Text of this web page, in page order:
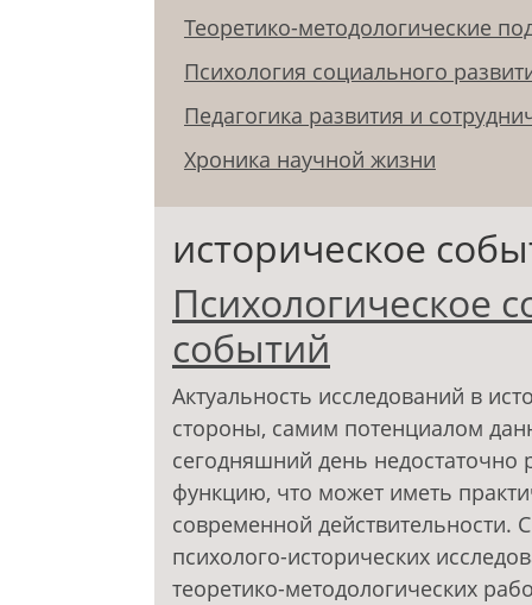
Теоретико-методологические
Психология социального
Педагогика развития и
Хроника научной жизни
историческое
Психологическое
событий
Актуальность исследований в
стороны, самим потенциалом
сегодняшний день
функцию, что может иметь
современной действительности.
психолого-исторических
теоретико-методологических